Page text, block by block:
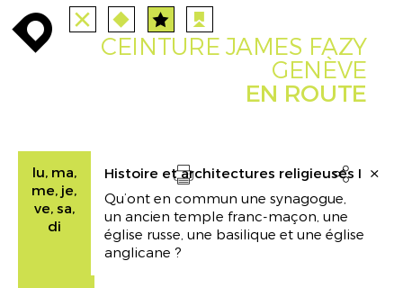
enroute enroute TOUTES STATIONS
PARCOURS event EVENTS agenda FILTRE
close route angebote anreise
CEINTURE JAMES FAZY
GENÈVE
EN ROUTE
lu, ma,
me, je,
ve, sa,
di
Histoire et architectures religieuses I
Drucken

Qu’ont en commun une synagogue,
un ancien temple franc-maçon, une
église russe, une basilique et une église
anglicane ?